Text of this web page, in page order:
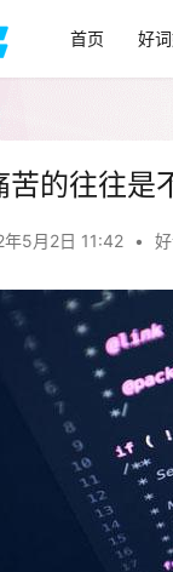
首页 好
苦的往往是
年5月2日 11:42 •